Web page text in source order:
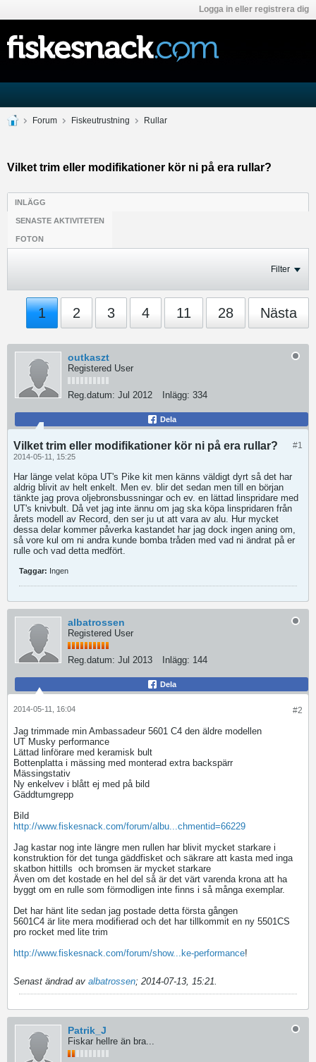
Logga in eller registrera dig
Forum Fiskeutrustning Rullar
Vilket trim eller modifikationer kör ni på era rullar?
INLÄGG
SENASTE AKTIVITETEN
FOTON
Filter
1 2 3 4 11 28 Nästa
outkaszt
Registered User
Reg.datum: Jul 2012 Inlägg: 334
Dela
#1
Vilket trim eller modifikationer kör ni på era rullar?
2014-05-11, 15:25
Har länge velat köpa UT's Pike kit men känns väldigt dyrt så det har
aldrig blivit av helt enkelt. Men ev. blir det sedan men till en början
tänkte jag prova oljebronsbussningar och ev. en lättad linspridare med
UT's knivbult. Då vet jag inte ännu om jag ska köpa linspridaren från
årets modell av Record, den ser ju ut att vara av alu. Hur mycket
dessa delar kommer påverka kastandet har jag dock ingen aning om,
så vore kul om ni andra kunde bomba tråden med vad ni ändrat på er
rulle och vad detta medfört.
Taggar: Ingen
albatrossen
Registered User
Reg.datum: Jul 2013 Inlägg: 144
Dela
#2
2014-05-11, 16:04
Jag trimmade min Ambassadeur 5601 C4 den äldre modellen
UT Musky performance
Lättad linförare med keramisk bult
Bottenplatta i mässing med monterad extra backspärr
Mässingstativ
Ny enkelvev i blått ej med på bild
Gäddtumgrepp
Bild
http://www.fiskesnack.com/forum/albu...chmentid=66229
Jag kastar nog inte längre men rullen har blivit mycket starkare i
konstruktion för det tunga gäddfisket och säkrare att kasta med inga
skatbon hittills och bromsen är mycket starkare
Även om det kostade en hel del så är det värt varenda krona att ha
byggt om en rulle som förmodligen inte finns i så många exemplar.
Det har hänt lite sedan jag postade detta första gången
5601C4 är lite mera modifierad och det har tillkommit en ny 5501CS
pro rocket med lite trim
http://www.fiskesnack.com/forum/show...ke-performance!
Senast ändrad av albatrossen; 2014-07-13, 15:21.
Patrik_J
Fiskar hellre än bra...